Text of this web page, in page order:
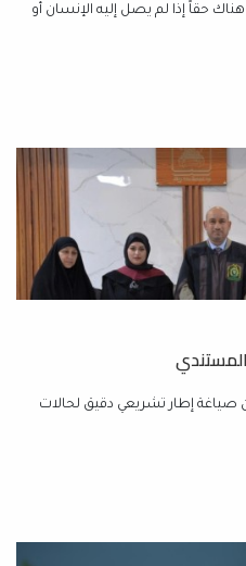
حقاً إذا لم يصل إليه الإنسان أو
صياغة إطار تشريعي دقيق لحالات